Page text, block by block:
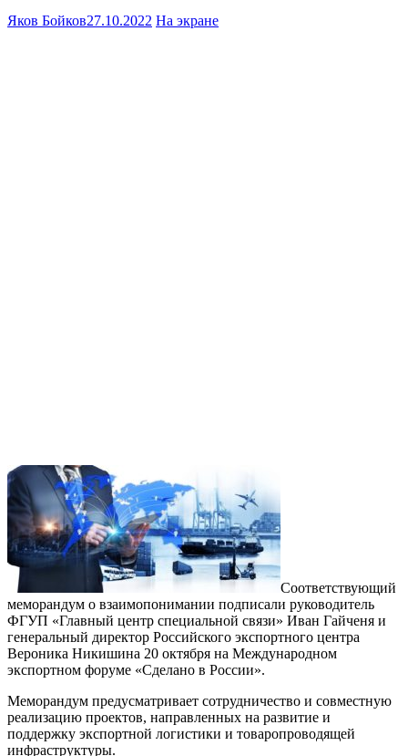
Яков Бойков27.10.2022 На экране
Соответствующий
меморандум о взаимопонимании подписали руководитель
ФГУП «Главный центр специальной связи» Иван Гайченя и
генеральный директор Российского экспортного центра
Вероника Никишина 20 октября на Международном
экспортном форуме «Сделано в России».
Меморандум предусматривает сотрудничество и совместную
реализацию проектов, направленных на развитие и
поддержку экспортной логистики и товаропроводящей
инфраструктуры.